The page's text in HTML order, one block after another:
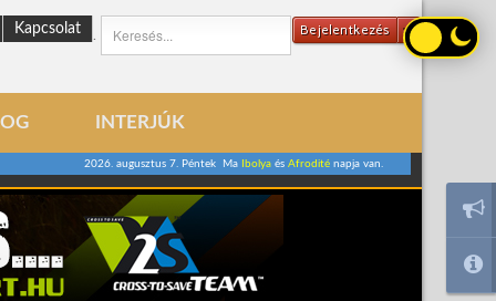
Bejelentkezés
Kapcsolat
INTERJÚK
2026. augusztus 7. Péntek Ma Ibolyaés Afroditénapja van.